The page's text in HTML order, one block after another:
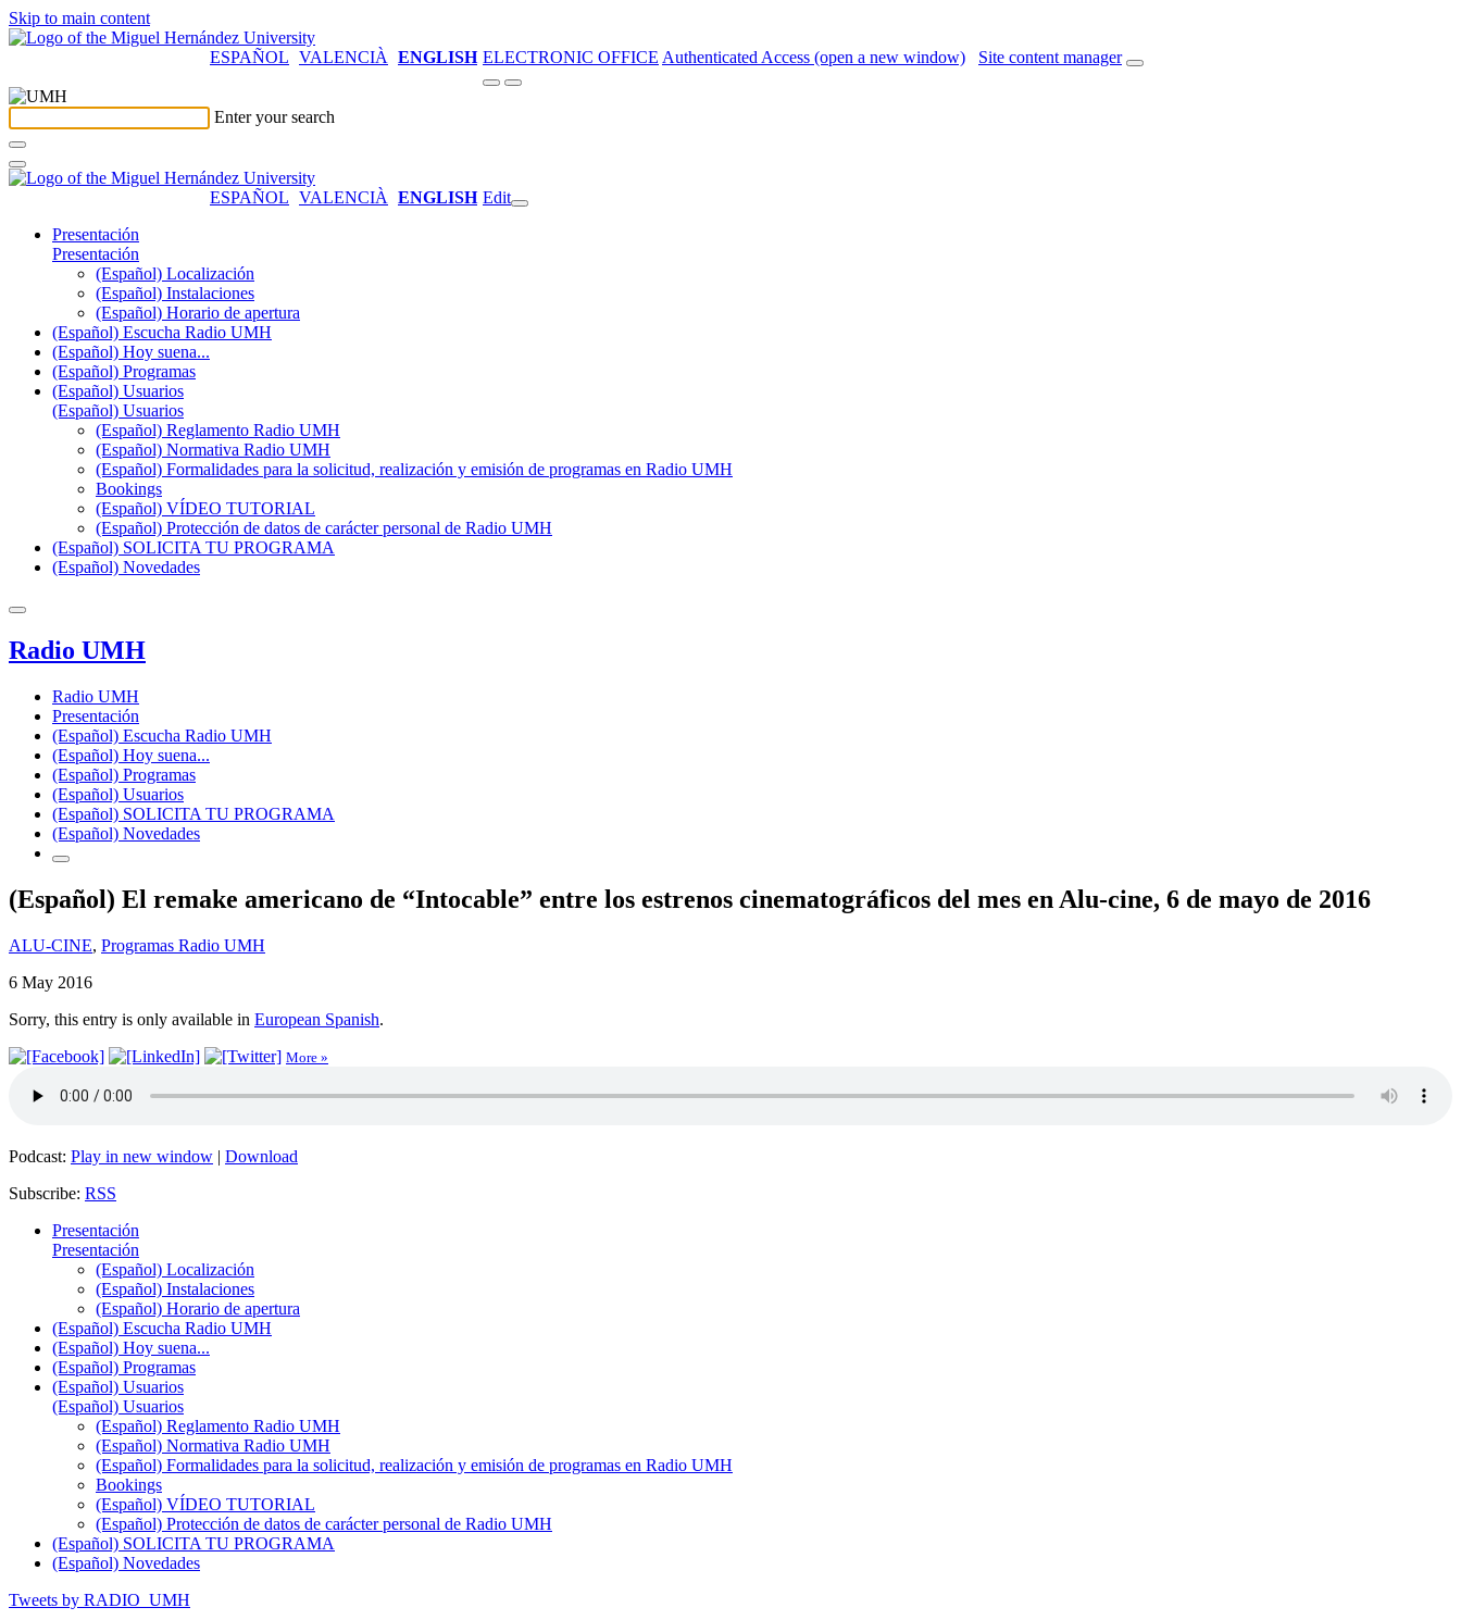
Skip to main content
ESPAÑOL VALENCIÀ ENGLISH ELECTRONIC OFFICE Authenticated Access (open a new window) Site content manager
Enter your search
ESPAÑOL VALENCIÀ ENGLISH Edit
Presentación
Presentación
(Español) Localización
(Español) Instalaciones
(Español) Horario de apertura
(Español) Escucha Radio UMH
(Español) Hoy suena...
(Español) Programas
(Español) Usuarios
(Español) Usuarios
(Español) Reglamento Radio UMH
(Español) Normativa Radio UMH
(Español) Formalidades para la solicitud, realización y emisión de programas en Radio UMH
Bookings
(Español) VÍDEO TUTORIAL
(Español) Protección de datos de carácter personal de Radio UMH
(Español) SOLICITA TU PROGRAMA
(Español) Novedades
Radio UMH
Radio UMH
Presentación
(Español) Escucha Radio UMH
(Español) Hoy suena...
(Español) Programas
(Español) Usuarios
(Español) SOLICITA TU PROGRAMA
(Español) Novedades
(Español) El remake americano de “Intocable” entre los estrenos cinematográficos del mes en Alu-cine, 6 de mayo de 2016
ALU-CINE, Programas Radio UMH
6 May 2016
Sorry, this entry is only available in European Spanish.
More »
Podcast: Play in new window | Download
Subscribe: RSS
Presentación
Presentación
(Español) Localización
(Español) Instalaciones
(Español) Horario de apertura
(Español) Escucha Radio UMH
(Español) Hoy suena...
(Español) Programas
(Español) Usuarios
(Español) Usuarios
(Español) Reglamento Radio UMH
(Español) Normativa Radio UMH
(Español) Formalidades para la solicitud, realización y emisión de programas en Radio UMH
Bookings
(Español) VÍDEO TUTORIAL
(Español) Protección de datos de carácter personal de Radio UMH
(Español) SOLICITA TU PROGRAMA
(Español) Novedades
Tweets by RADIO_UMH